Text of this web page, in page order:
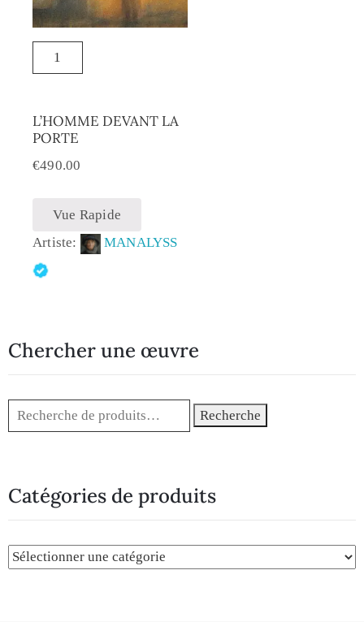
L’HOMME DEVANT LA
PORTE
€490.00
Vue Rapide
Artiste:
MANALYSS
Chercher une œuvre
Recherche
Catégories de produits